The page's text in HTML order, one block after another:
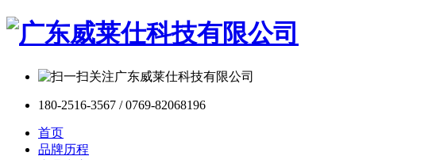
180-2516-3567 / 0769-82068196
首页
品牌历程